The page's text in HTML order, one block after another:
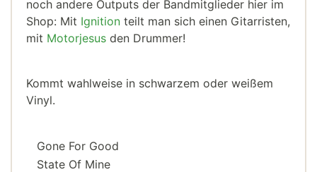
noch andere Outputs der Bandmitglieder hier im
Shop: Mit Ignition teilt man sich einen Gitarristen,
mit Motorjesus den Drummer!
Kommt wahlweise in schwarzem oder weißem
Vinyl.
Gone For Good
State Of Mine